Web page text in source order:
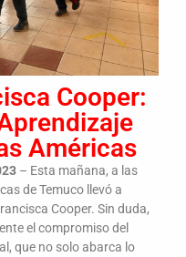
Cooper:
Américas
– Esta mañana, a las
de Temuco llevó a
Cooper. Sin duda,
el compromiso del
que no solo abarca lo